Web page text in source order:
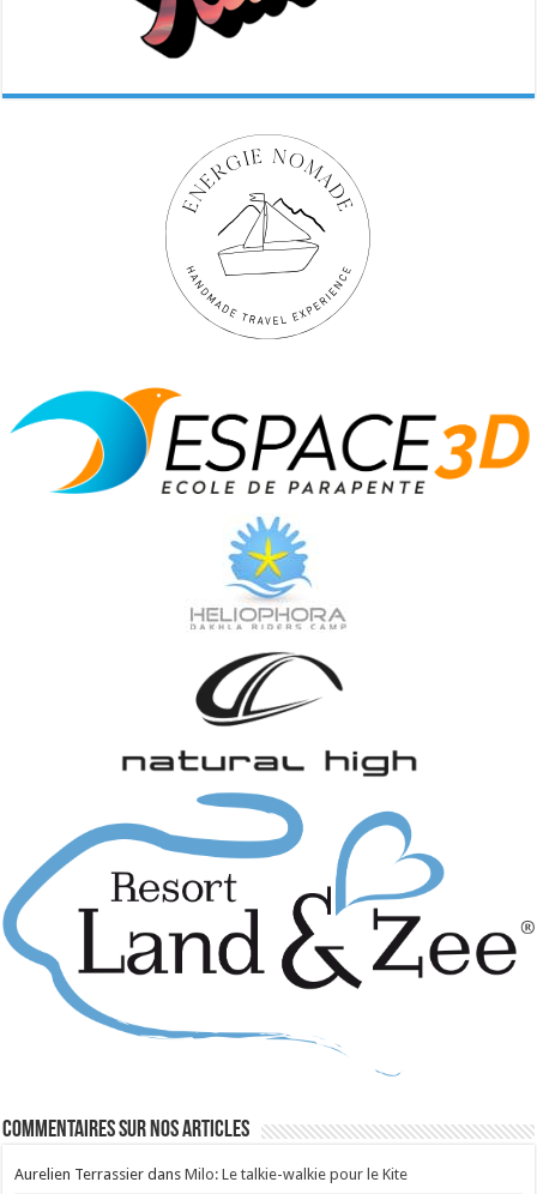
Commentaires sur nos articles
Aurelien Terrassier dansMilo: Le talkie-walkie pour le Kite